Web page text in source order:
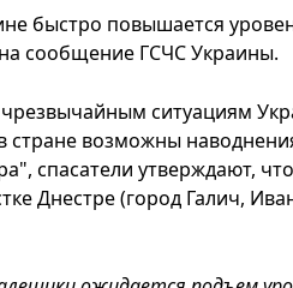
быстро повышается
сообщение ГСЧС Украины.
ситуациям
возможны
спасатели утверждают,
Днестре (город Галич,